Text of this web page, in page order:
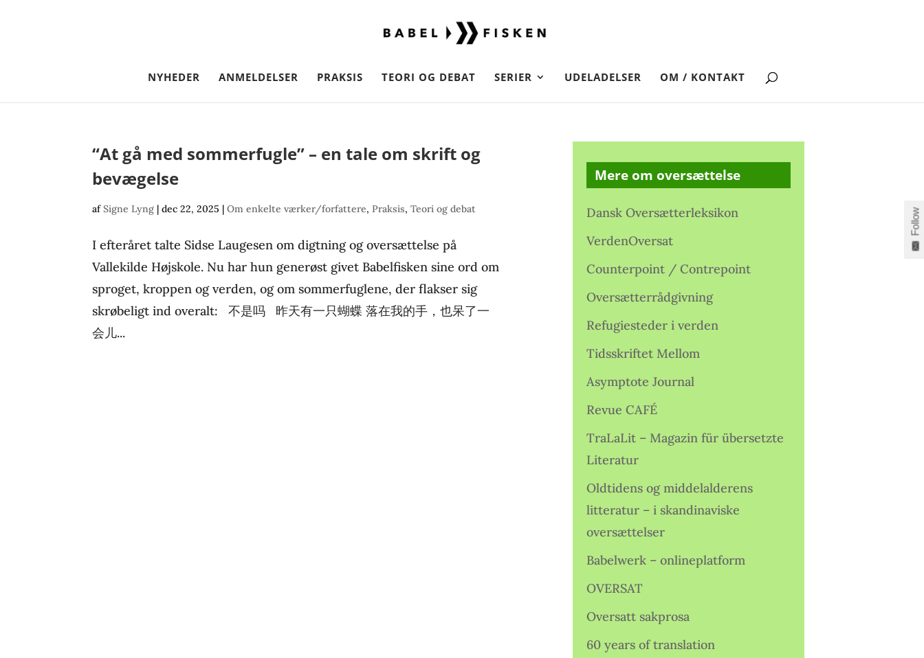
NYHEDER ANMELDELSER PRAKSIS TEORI OG DEBAT SERIER UDELADELSER OM / KONTAKT
“At gå med sommerfugle” – en tale om skrift og
bevægelse
afSigne Lyng |dec 22, 2025 |Om enkelte værker/forfattere,Praksis,Teori og debat
I efteråret talte Sidse Laugesen om digtning og oversættelse på
Vallekilde Højskole. Nu har hun generøst givet Babelfisken sine ord om
sproget, kroppen og verden, og om sommerfuglene, der flakser sig
skrøbeligt ind overalt: 不是吗 昨天有一只蝴蝶 落在我的手，也呆了一
会儿...
Mere om oversættelse
Dansk Oversætterleksikon
VerdenOversat
Counterpoint / Contrepoint
Oversætterrådgivning
Refugiesteder i verden
Tidsskriftet Mellom
Asymptote Journal
Revue CAFÉ
TraLaLit – Magazin für übersetzte
Literatur
Oldtidens og middelalderens
litteratur – i skandinaviske
oversættelser
Babelwerk – onlineplatform
OVERSAT
Oversatt sakprosa
60 years of translation
Follow